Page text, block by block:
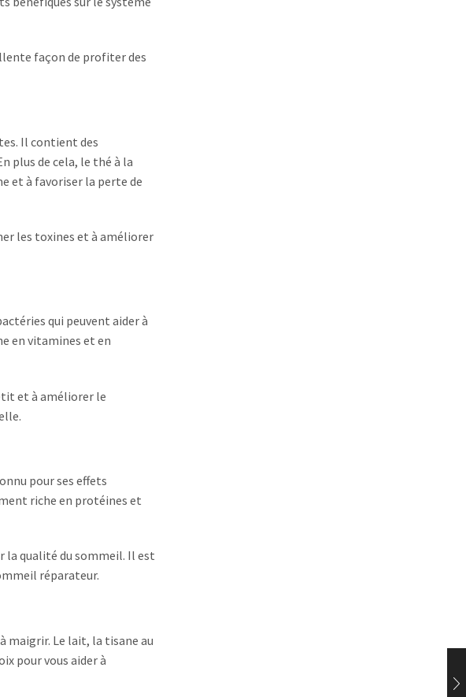
façon de profiter des
Il contient des
plus de cela, le thé à la
et à favoriser la perte de
les toxines et à améliorer
qui peuvent aider à
en vitamines et en
et à améliorer le
pour ses effets
riche en protéines et
la qualité du sommeil. Il est
réparateur.
maigrir. Le lait, la tisane au
pour vous aider à